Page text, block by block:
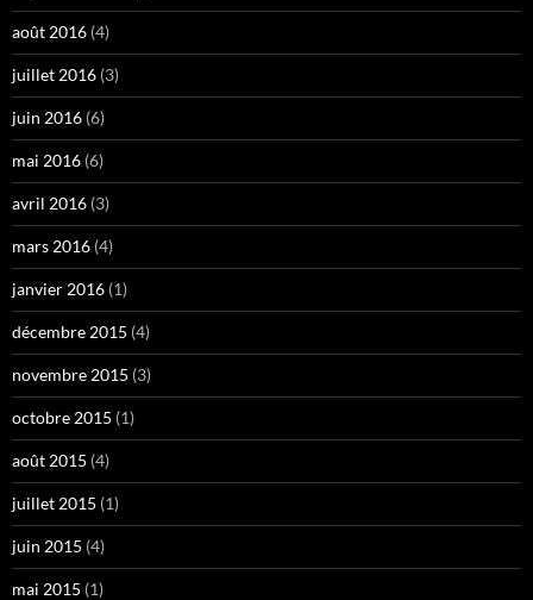
août 2016 (4)
juillet 2016 (3)
juin 2016 (6)
mai 2016 (6)
avril 2016 (3)
mars 2016 (4)
janvier 2016 (1)
décembre 2015 (4)
novembre 2015 (3)
octobre 2015 (1)
août 2015 (4)
juillet 2015 (1)
juin 2015 (4)
mai 2015 (1)